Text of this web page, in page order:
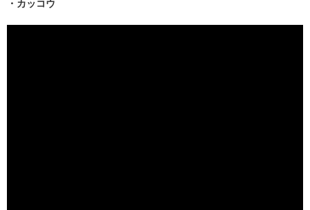
・カッコウ